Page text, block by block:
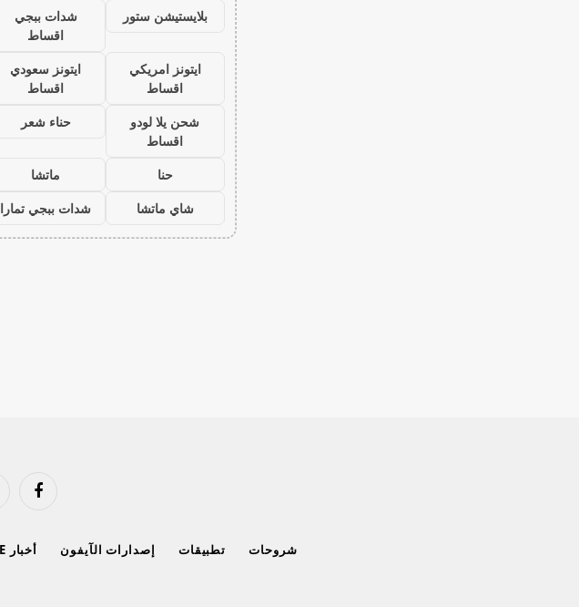
بلايستيشن ستور
شدات ببجي
اقساط
ايتونز امريكي
اقساط
ايتونز سعودي
اقساط
شحن يلا لودو
اقساط
حناء شعر
حنا
ماتشا
شاي ماتشا
شدات ببجي تمارا
فيسبوك
شروحات تطبيقات إصدارات الآيفون أخبار APPLE